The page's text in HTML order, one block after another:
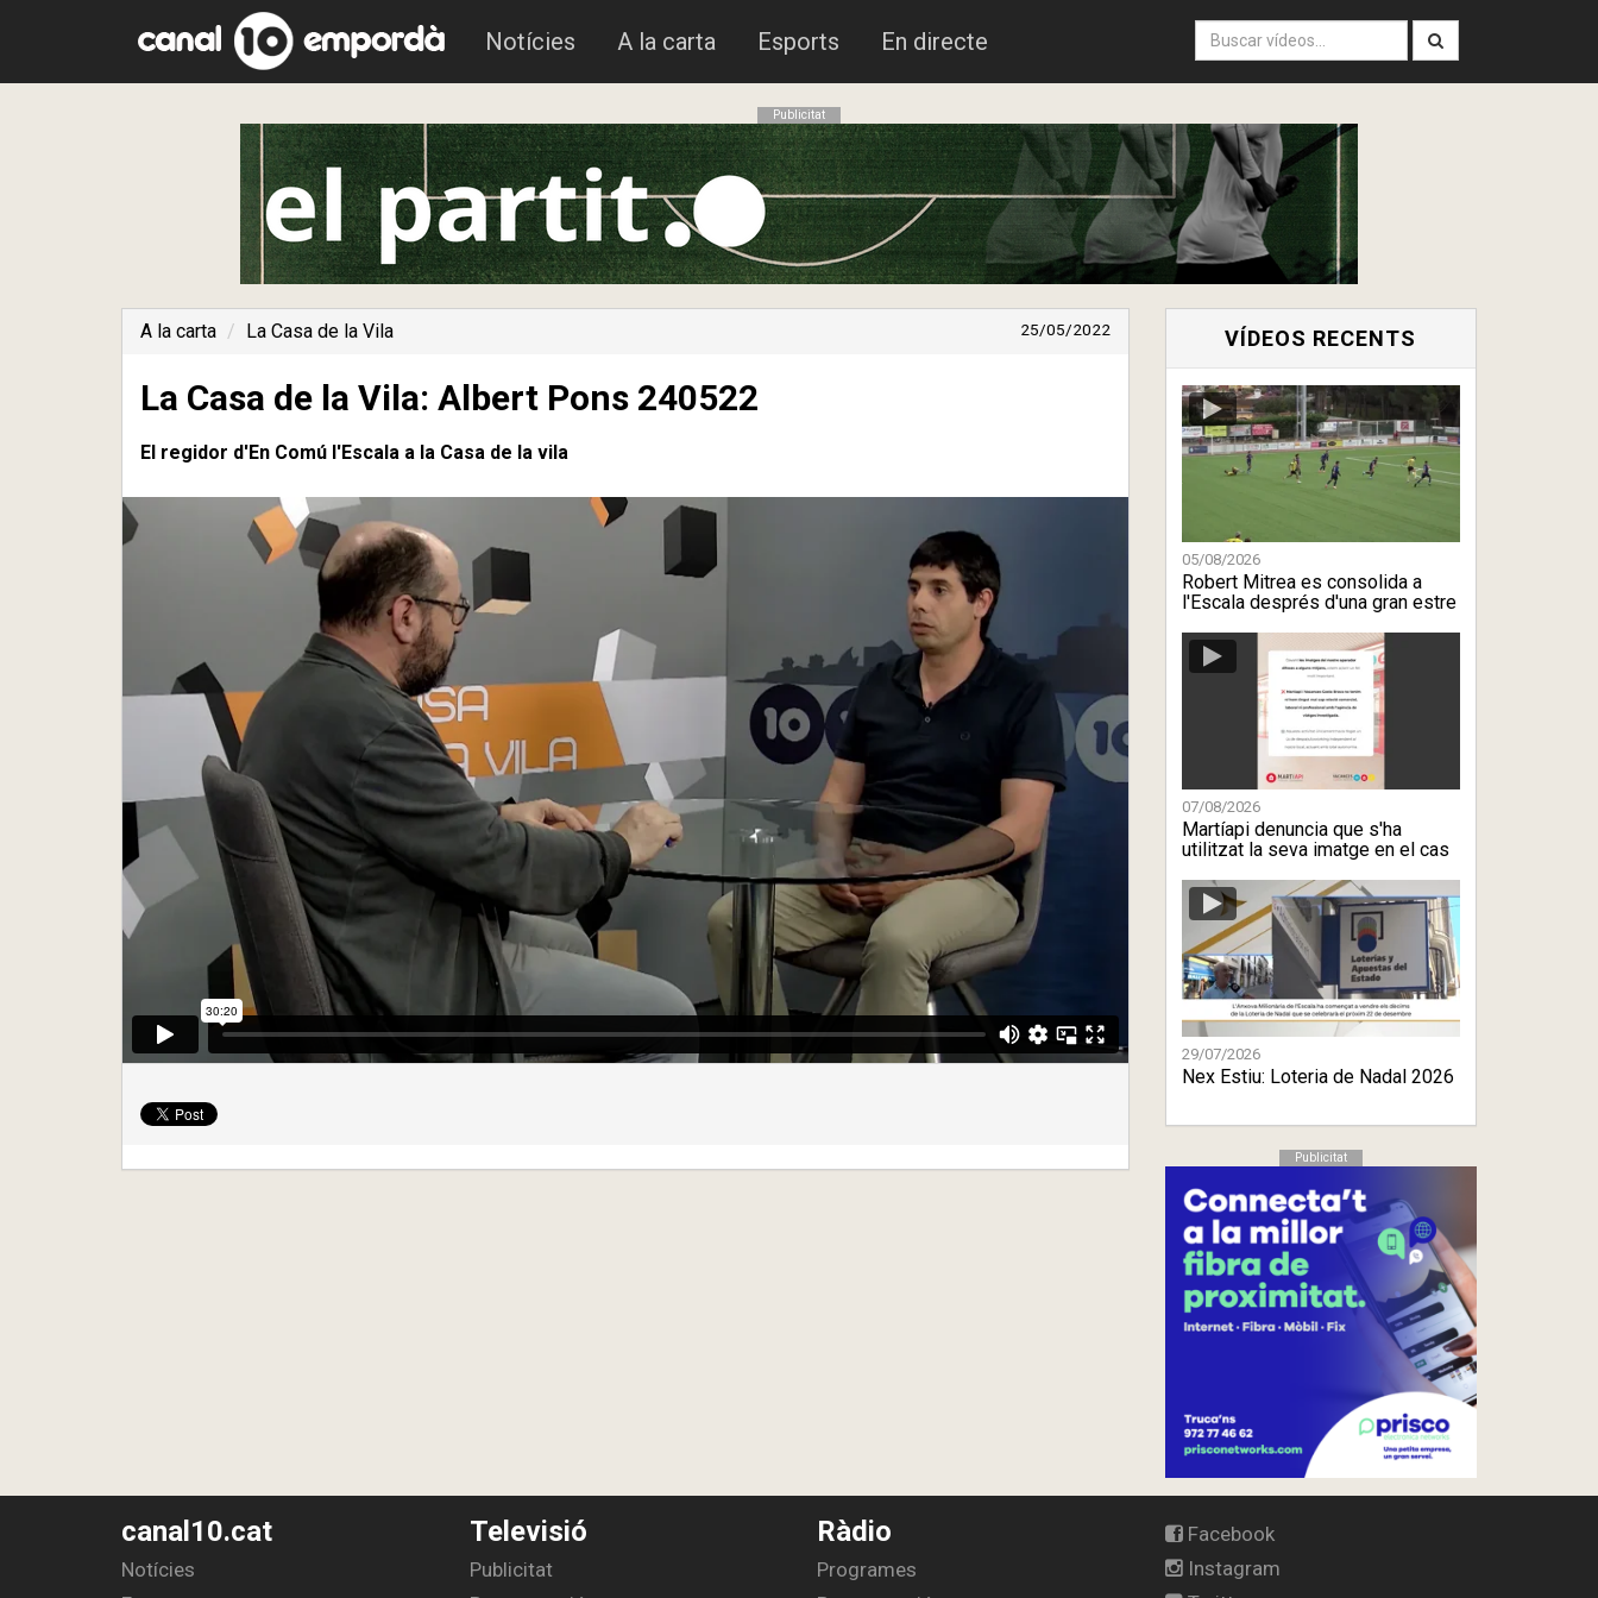
Notícies A la carta Esports En directe
Publicitat
A la carta La Casa de la Vila 25/05/2022
La Casa de la Vila: Albert Pons 240522
El regidor d'En Comú l'Escala a la Casa de la vila
VÍDEOS RECENTS
05/08/2026
Robert Mitrea es consolida a
l'Escala després d'una gran estre
07/08/2026
Martíapi denuncia que s'ha
utilitzat la seva imatge en el cas
29/07/2026
Nex Estiu: Loteria de Nadal 2026
Publicitat
canal10.cat
Notícies
Televisió
Publicitat
Ràdio
Programes
Facebook
Instagram